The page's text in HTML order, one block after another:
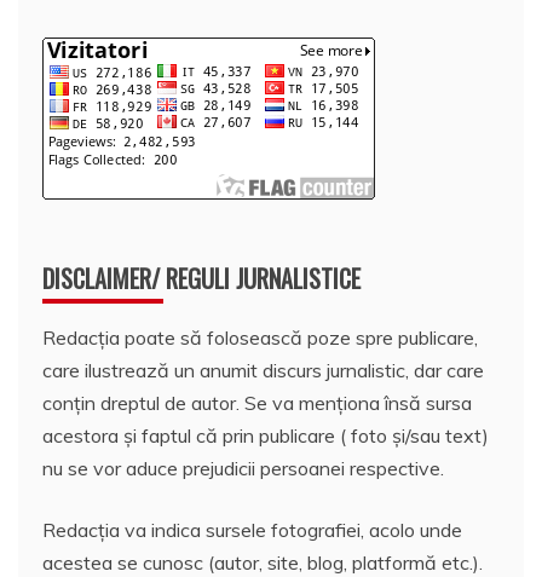
DISCLAIMER/ REGULI JURNALISTICE
Redacția poate să folosească poze spre publicare,
care ilustrează un anumit discurs jurnalistic, dar care
conțin dreptul de autor. Se va menționa însă sursa
acestora și faptul că prin publicare ( foto și/sau text)
nu se vor aduce prejudicii persoanei respective.
Redacția va indica sursele fotografiei, acolo unde
acestea se cunosc (autor, site, blog, platformă etc.).